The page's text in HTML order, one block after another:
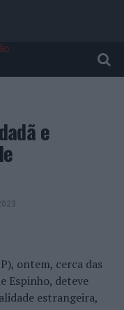
e
ontem, cerca das
Espinho, deteve
estrangeira,